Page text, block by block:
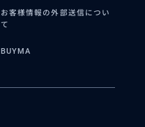
お客様情報の外部送信につい
て
BUYMA